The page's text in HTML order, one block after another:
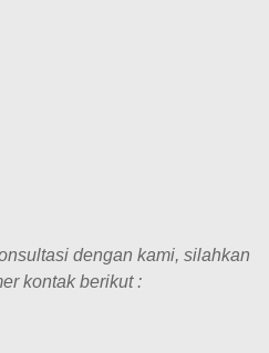
dengan kami, silahkan
kontak berikut :